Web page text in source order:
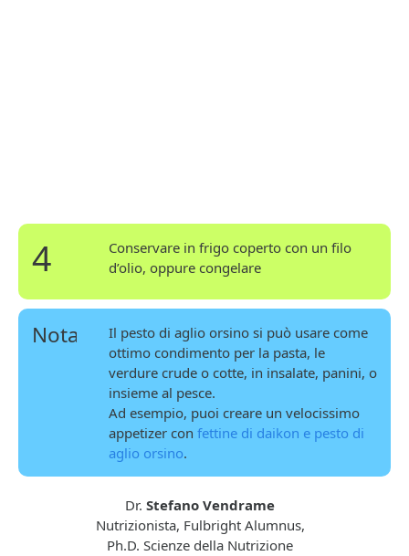
4
Conservare in frigo coperto con un filo
d’olio, oppure congelare
Nota
Il pesto di aglio orsino si può usare come
ottimo condimento per la pasta, le
verdure crude o cotte, in insalate, panini, o
insieme al pesce.
Ad esempio, puoi creare un velocissimo
appetizer con fettine di daikon e pesto di
aglio orsino.
Dr. Stefano Vendrame
Nutrizionista, Fulbright Alumnus,
Ph.D. Scienze della Nutrizione